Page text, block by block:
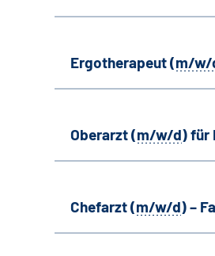
Ergotherapeut (m/w/
Oberarzt (m/w/d) für
Chefarzt (m/w/d) –